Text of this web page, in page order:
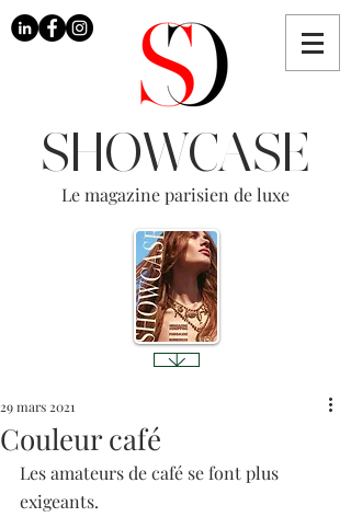
SHOWCASE
Le magazine parisien de luxe
Couleur café
29 mars 2021
Les amateurs de café se font plus
exigeants.